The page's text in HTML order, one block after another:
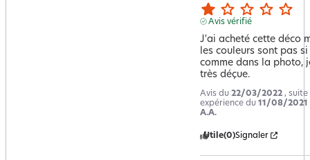
Avis vérifié
J'ai acheté cette déco
les couleurs sont pas
comme dans la photo,
très déçue.
Avis du 22/03/2022 , suite
expérience du 11/08/2021
A.A.
Utile(0)Signaler